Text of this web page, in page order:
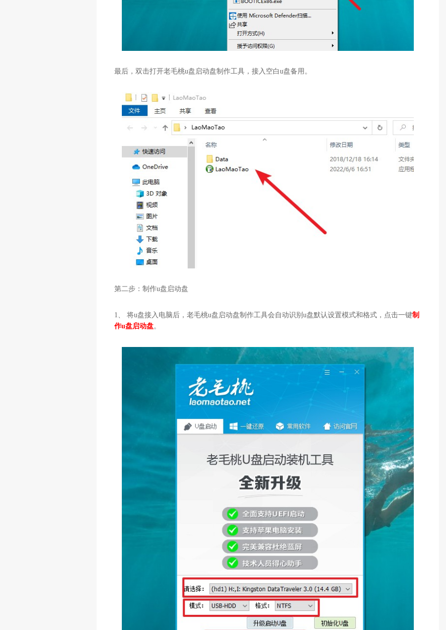
最后，双击打开老毛桃u盘启动盘制作工具，接入空白u盘备用。
第二步：制作u盘启动盘
1、 将u盘接入电脑后，老毛桃u盘启动盘制作工具会自动识别u盘默认设置模式和格式，点击一键制
作u盘启动盘。